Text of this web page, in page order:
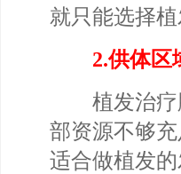
就只能选择植
2.供体区
植发治疗
部资源不够
适合做植发